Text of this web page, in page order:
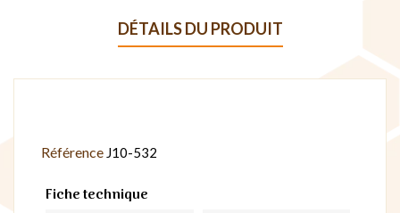
DÉTAILS DU PRODUIT
Référence J10-532
Fiche technique